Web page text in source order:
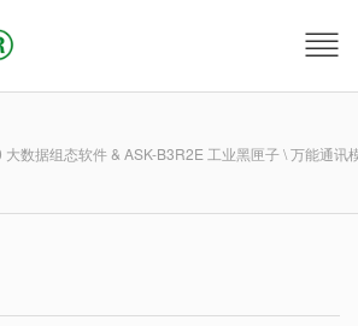
数据组态软件 & ASK-B3R2E 工业黑匣子 \ 万能通讯